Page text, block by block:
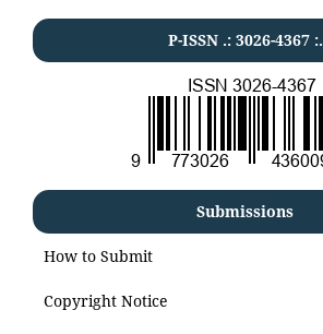
P-ISSN .: 3026-4367:.
Submissions
How to Submit
Copyright Notice